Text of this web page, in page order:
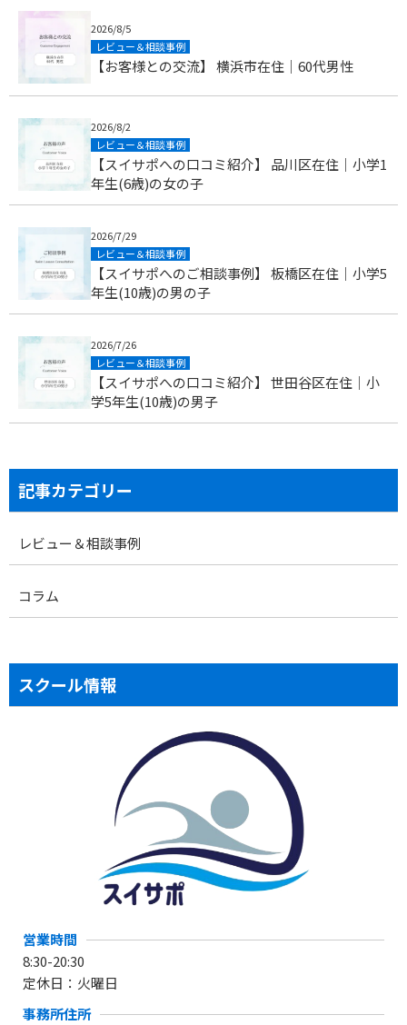
2026/8/5
レビュー＆相談事例
【お客様との交流】 横浜市在住｜60代男性
2026/8/2
レビュー＆相談事例
【スイサポへの口コミ紹介】 品川区在住｜小学1
年生(6歳)の女の子
2026/7/29
レビュー＆相談事例
【スイサポへのご相談事例】 板橋区在住｜小学5
年生(10歳)の男の子
2026/7/26
レビュー＆相談事例
【スイサポへの口コミ紹介】 世田谷区在住｜小
学5年生(10歳)の男子
記事カテゴリー
レビュー＆相談事例
コラム
スクール情報
営業時間
8:30-20:30
定休日：火曜日
事務所住所